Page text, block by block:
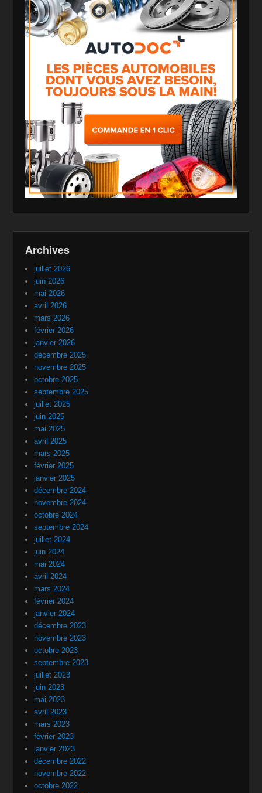
Archives
juillet 2026
juin 2026
mai 2026
avril 2026
mars 2026
février 2026
janvier 2026
décembre 2025
novembre 2025
octobre 2025
septembre 2025
juillet 2025
juin 2025
mai 2025
avril 2025
mars 2025
février 2025
janvier 2025
décembre 2024
novembre 2024
octobre 2024
septembre 2024
juillet 2024
juin 2024
mai 2024
avril 2024
mars 2024
février 2024
janvier 2024
décembre 2023
novembre 2023
octobre 2023
septembre 2023
juillet 2023
juin 2023
mai 2023
avril 2023
mars 2023
février 2023
janvier 2023
décembre 2022
novembre 2022
octobre 2022